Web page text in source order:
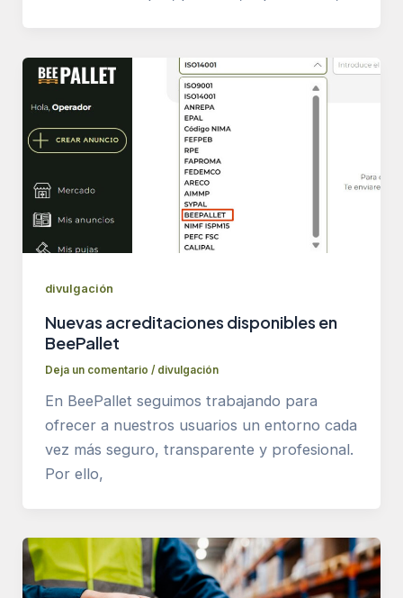
divulgación
Nuevas acreditaciones disponibles en
BeePallet
Deja un comentario / divulgación
En BeePallet seguimos trabajando para
ofrecer a nuestros usuarios un entorno cada
vez más seguro, transparente y profesional.
Por ello,